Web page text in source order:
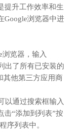
提升工作效率和生
Google浏览器中进
浏览器，输入
出了所有已安装的
其他第三方应用商
以通过搜索框输入
击“添加到列表”按
序列表中。